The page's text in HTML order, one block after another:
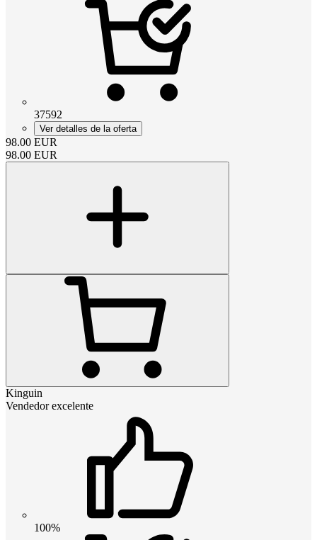
37592
Ver detalles de la oferta
98.00 EUR
98.00 EUR
Kinguin
Vendedor excelente
100%